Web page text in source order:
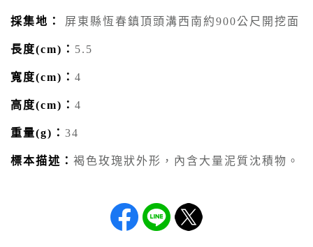
採集地： 屏東縣恆春鎮頂頭溝西南約900公尺開挖面
長度(cm)： 5.5
寬度(cm)： 4
高度(cm)： 4
重量(g)： 34
標本描述： 褐色玫瑰狀外形，內含大量泥質沈積物。